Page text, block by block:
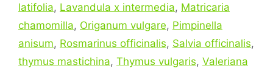
latifolia, Lavandula x intermedia, Matricaria
chamomilla, Origanum vulgare, Pimpinella
anisum, Rosmarinus officinalis, Salvia officinalis,
thymus mastichina, Thymus vulgaris, Valeriana